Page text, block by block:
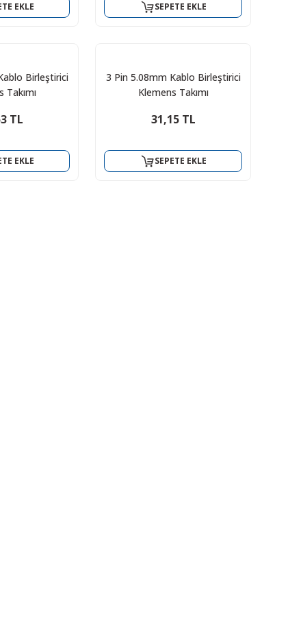
EKLE SEPETE EKLE
Birleştirici
Takımı
TL
EKLE
3 Pin 5.08mm Kablo Birleştirici
Klemens Takımı
31,15 TL
SEPETE EKLE